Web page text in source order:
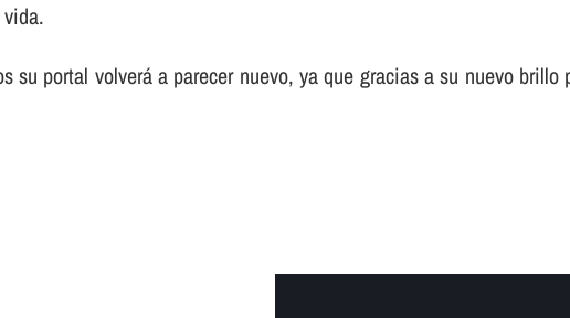
portal volverá a parecer nuevo, ya que gracias a su nuevo